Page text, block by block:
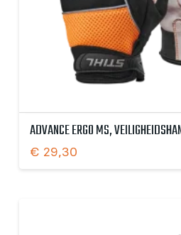
ADVANCE ERGO MS,
€ 29,30